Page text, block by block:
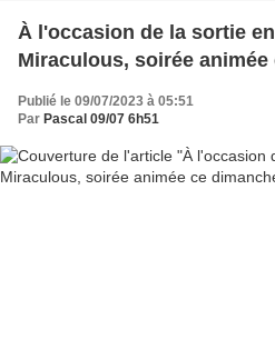
À l'occasion de la sortie
Miraculous, soirée
Publié le 09/07/2023 à 05:51
Par Pascal 09/07 6h51